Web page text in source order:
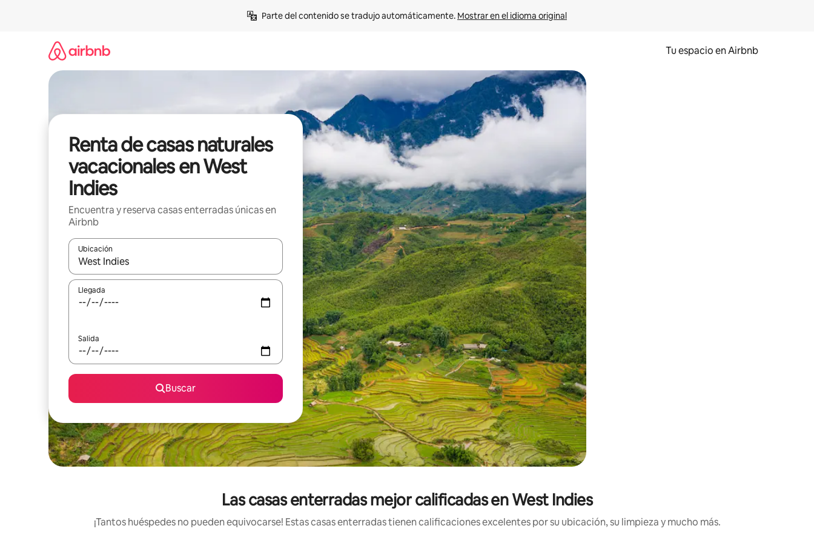
Parte del contenido se tradujo automáticamente. Mostrar en el idioma original
Tu espacio en Airbnb
Renta de casas naturales
vacacionales en West
Indies
Encuentra y reserva casas enterradas únicas en
Airbnb
Ubicación
Cuando los resultados estén disponibles, podrás navegar usando las teclas de las flechas hacia arriba y hacia abajo, o bien tocando y deslizando la pantalla.
Llegada
Salida
Buscar
Las casas enterradas mejor calificadas en West Indies
¡Tantos huéspedes no pueden equivocarse! Estas casas enterradas tienen calificaciones excelentes por su ubicación, su limpieza y mucho más.